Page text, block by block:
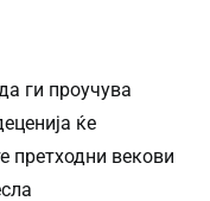
ги проучува
ќе
претходни векови